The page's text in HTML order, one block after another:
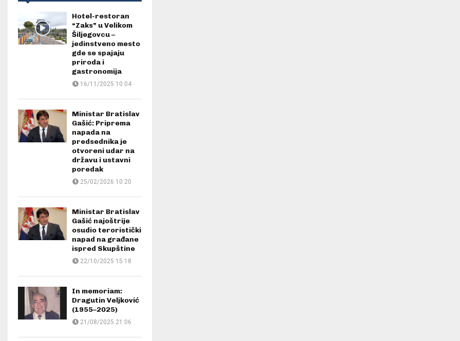
Hotel-restoran
“Zaks” u Velikom
Šiljegovcu –
jedinstveno mesto
gde se spajaju
priroda i
gastronomija
16/11/2025 10:04
Ministar Bratislav
Gašić: Priprema
napada na
predsednika je
otvoreni udar na
državu i ustavni
poredak
25/02/2026 10:20
Ministar Bratislav
Gašić najoštrije
osudio teroristički
napad na građane
ispred Skupštine
22/10/2025 15:18
In memoriam:
Dragutin Veljković
(1955–2025)
21/08/2025 21:06